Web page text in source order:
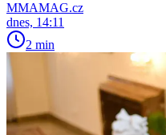
MMAMAG.cz
dnes, 14:11
2 min